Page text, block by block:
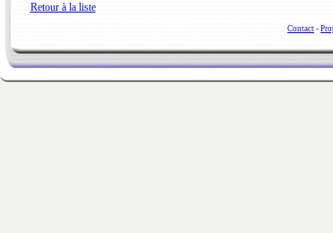
Retour à la liste
Contact -